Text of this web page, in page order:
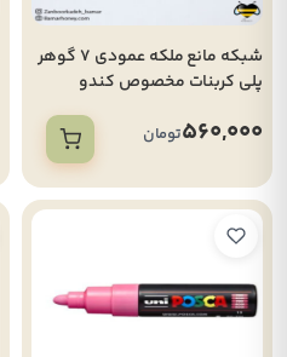
شبکه مانع ملکه عمودی 7 گوهر
پلی کربنات مخصوص کندو
560,000تومان